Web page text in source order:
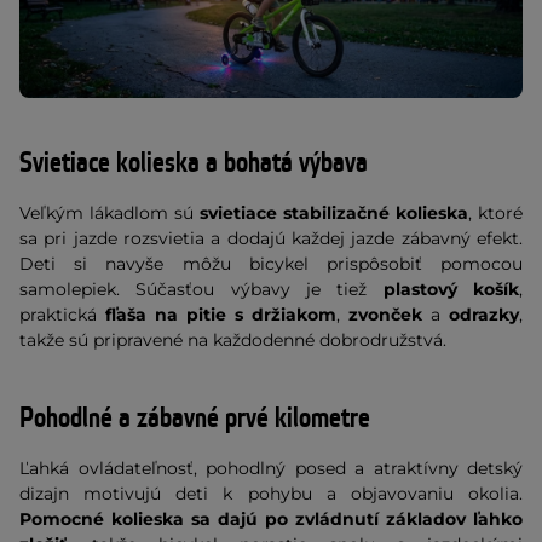
Svietiace kolieska a bohatá výbava
Veľkým lákadlom sú svietiace stabilizačné kolieska, ktoré
sa pri jazde rozsvietia a dodajú každej jazde zábavný efekt.
Deti si navyše môžu bicykel prispôsobiť pomocou
samolepiek. Súčasťou výbavy je tiež plastový košík,
praktická fľaša na pitie s držiakom, zvonček a odrazky,
takže sú pripravené na každodenné dobrodružstvá.
Pohodlné a zábavné prvé kilometre
Ľahká ovládateľnosť, pohodlný posed a atraktívny detský
dizajn motivujú deti k pohybu a objavovaniu okolia.
Pomocné kolieska sa dajú po zvládnutí základov ľahko